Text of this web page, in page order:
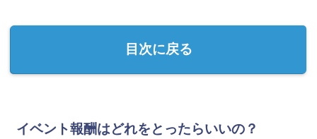
目次に戻る
イベント報酬はどれをとったらいいの？